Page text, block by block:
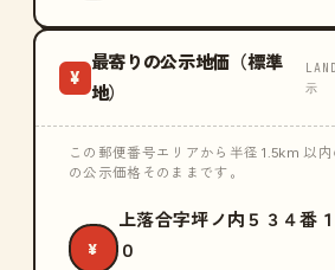
¥
最寄りの公示地価（標準
地）
示
この郵便番号エリアから半径 1.5km 以
の公示価格そのままです。
¥
上落合字坪ノ内５３４番１
０